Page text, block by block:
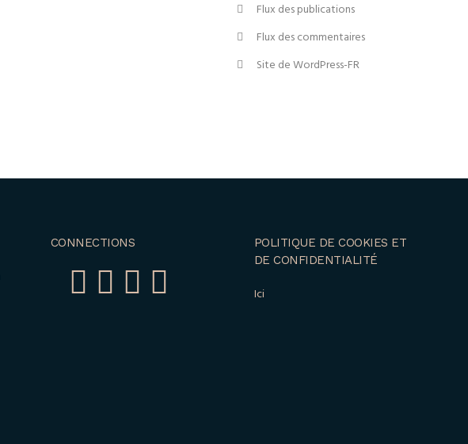
Flux des publications
Flux des commentaires
Site de WordPress-FR
CONNECTIONS
POLITIQUE DE COOKIES ET
DE CONFIDENTIALITÉ
Ici